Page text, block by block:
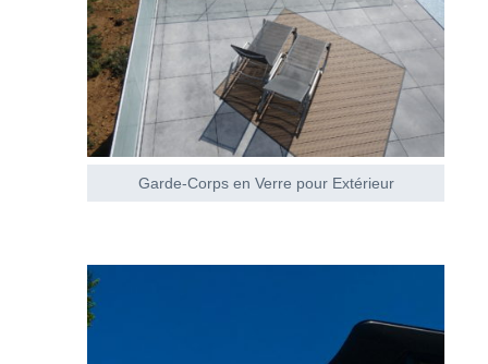
Garde-Corps en Verre pour Extérieur